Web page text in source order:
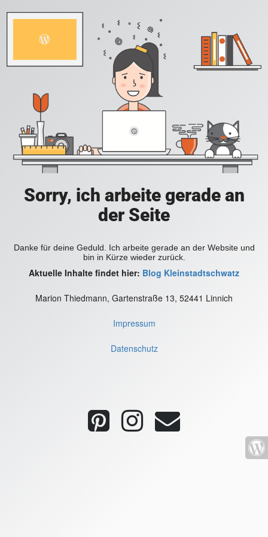
Sorry, ich arbeite gerade an
der Seite
Danke für deine Geduld. Ich arbeite gerade an der Website und
bin in Kürze wieder zurück.
Aktuelle Inhalte findet hier: Blog Kleinstadtschwatz
Marion Thiedmann, Gartenstraße 13, 52441 Linnich
Impressum
Datenschutz